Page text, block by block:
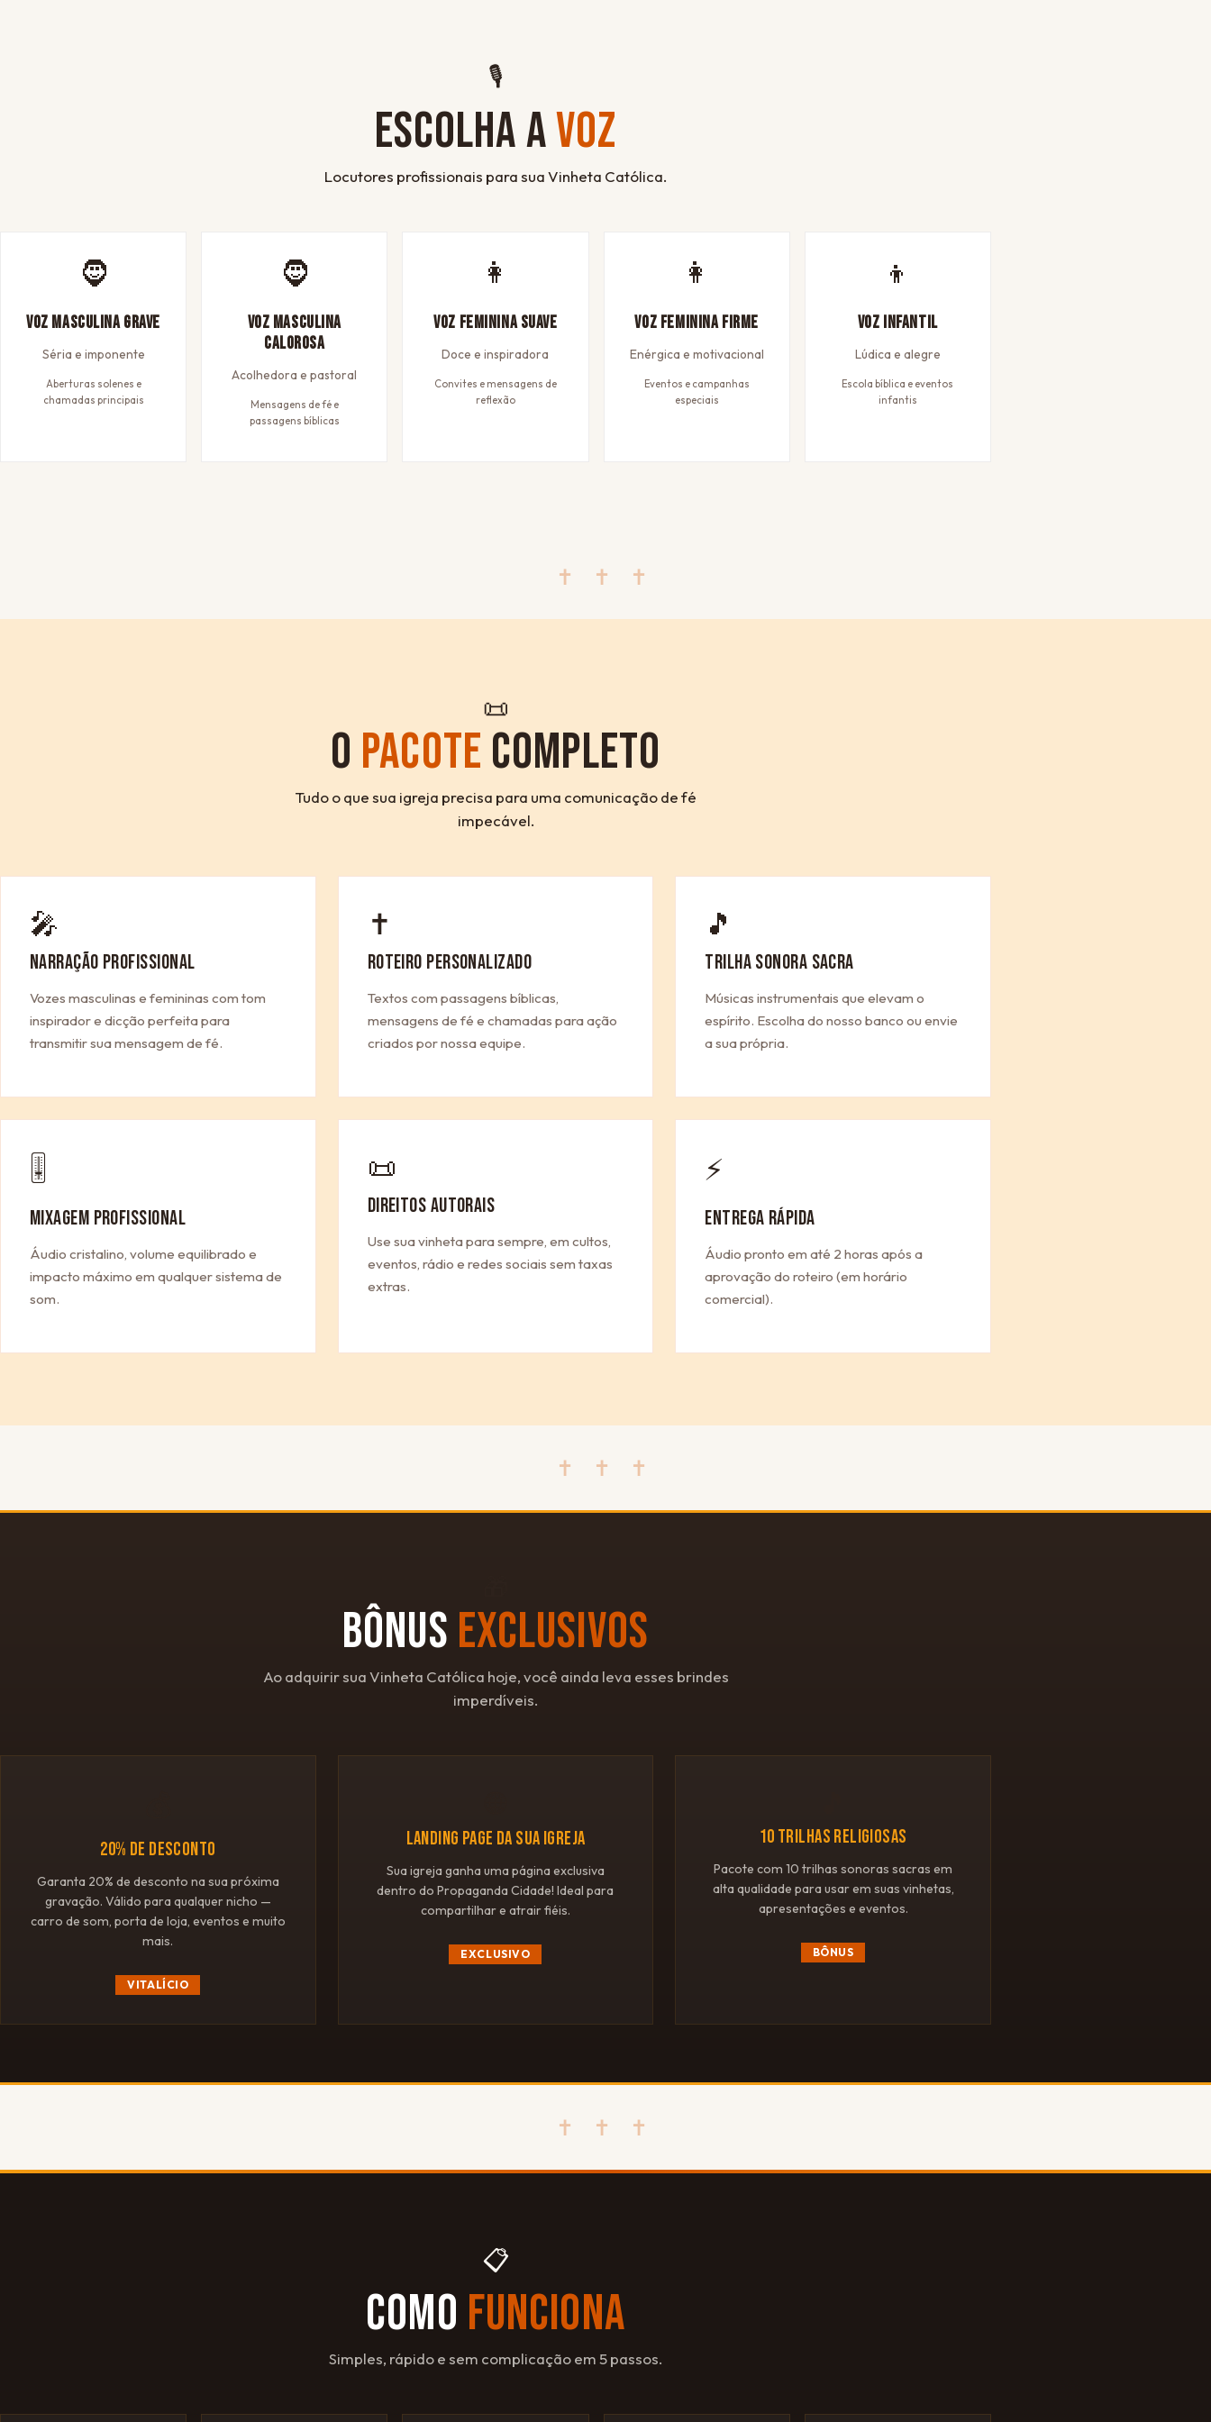
🎙
ESCOLHA AVOZ
Locutores profissionais para sua Vinheta Católica.
🧔
Voz Masculina Grave
Séria e imponente
Aberturas solenes e
chamadas principais
🧔
Voz Masculina
Calorosa
Acolhedora e pastoral
Mensagens de fé e
passagens bíblicas
👩
Voz Feminina Suave
Doce e inspiradora
Convites e mensagens de
reflexão
👩
Voz Feminina Firme
Enérgica e motivacional
Eventos e campanhas
especiais
👦
Voz Infantil
Lúdica e alegre
Escola bíblica e eventos
infantis
✝ ✝ ✝
📜
O PACOTE COMPLETO
Tudo o que sua igreja precisa para uma comunicação de fé
impecável.
🎤
NARRAÇÃO PROFISSIONAL
Vozes masculinas e femininas com tom
inspirador e dicção perfeita para
transmitir sua mensagem de fé.
✝
ROTEIRO PERSONALIZADO
Textos com passagens bíblicas,
mensagens de fé e chamadas para ação
criados por nossa equipe.
🎵
TRILHA SONORA SACRA
Músicas instrumentais que elevam o
espírito. Escolha do nosso banco ou envie
a sua própria.
🎚
MIXAGEM PROFISSIONAL
Áudio cristalino, volume equilibrado e
impacto máximo em qualquer sistema de
som.
📜
DIREITOS AUTORAIS
Use sua vinheta para sempre, em cultos,
eventos, rádio e redes sociais sem taxas
extras.
⚡
ENTREGA RÁPIDA
Áudio pronto em até 2 horas após a
aprovação do roteiro (em horário
comercial).
✝ ✝ ✝
BÔNUS EXCLUSIVOS
Ao adquirir sua Vinheta Católica hoje, você ainda leva esses brindes
imperdíveis.
20% DE DESCONTO
Garanta 20% de desconto na sua próxima
gravação. Válido para qualquer nicho —
carro de som, porta de loja, eventos e muito
mais.
VITALÍCIO
LANDING PAGE DA SUA IGREJA
Sua igreja ganha uma página exclusiva
dentro do Propaganda Cidade! Ideal para
compartilhar e atrair fiéis.
EXCLUSIVO
10 TRILHAS RELIGIOSAS
Pacote com 10 trilhas sonoras sacras em
alta qualidade para usar em suas vinhetas,
apresentações e eventos.
BÔNUS
✝ ✝ ✝
📋
COMO FUNCIONA
Simples, rápido e sem complicação em 5 passos.